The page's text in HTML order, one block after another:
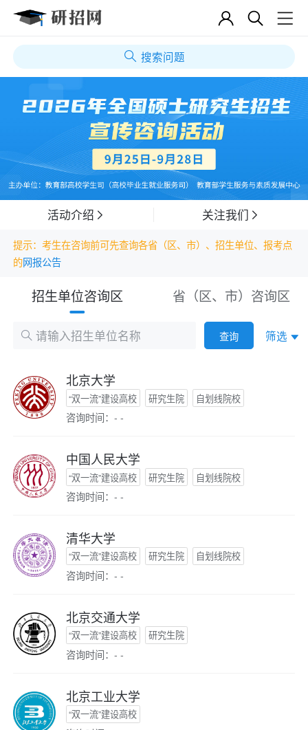
搜索问题
活动介绍 关注我们
提示：考生在咨询前可先查询各省（区、市）、招生单位、报考点
的网报公告
招生单位咨询区 省（区、市）咨询区
查询 筛选
北京大学
“双一流”建设高校 研究生院 自划线院校
咨询时间：- -
中国人民大学
“双一流”建设高校 研究生院 自划线院校
咨询时间：- -
清华大学
“双一流”建设高校 研究生院 自划线院校
咨询时间：- -
北京交通大学
“双一流”建设高校 研究生院
咨询时间：- -
北京工业大学
“双一流”建设高校